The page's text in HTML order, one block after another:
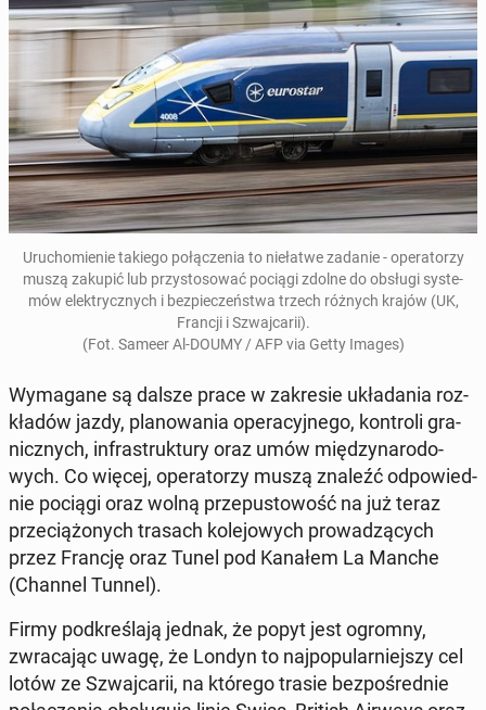
Uru­cho­mie­nie takiego po­łą­cze­nia to nie­ła­twe zadanie - ope­ra­to­rzy
muszą zakupić lub przy­sto­so­wać pociągi zdolne do obsługi sys­te­
mów elek­trycz­nych i bez­pie­czeń­stwa trzech różnych krajów (UK,
Francji i Szwaj­ca­rii).
(Fot. Sameer Al-DOUMY / AFP via Getty Images)
Wy­ma­ga­ne są dalsze prace w za­kre­sie ukła­da­nia roz­
kła­dów jazdy, pla­no­wa­nia ope­ra­cyj­ne­go, kon­tro­li gra­
nicz­nych, in­fra­struk­tu­ry oraz umów mię­dzy­na­ro­do­
wych. Co więcej, ope­ra­to­rzy muszą znaleźć od­po­wied­
nie pociągi oraz wolną prze­pu­sto­wość na już teraz
prze­cią­żo­nych trasach ko­le­jo­wych pro­wa­dzą­cych
przez Francję oraz Tunel pod Kanałem La Manche
(Channel Tunnel).
Firmy pod­kre­śla­ją jednak, że popyt jest ogromny,
zwra­ca­jąc uwagę, że Londyn to naj­po­pu­lar­niej­szy cel
lotów ze Szwaj­ca­rii, na którego trasie bez­po­śred­nie